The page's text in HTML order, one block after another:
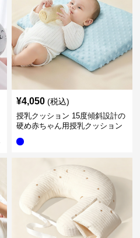
¥4,050 (税込)
授乳クッション 15度傾斜設計の
硬め赤ちゃん用授乳クッション